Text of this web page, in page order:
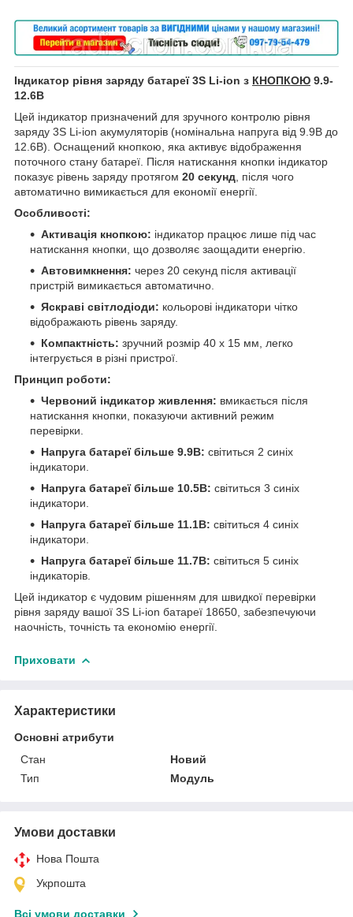
Індикатор рівня заряду батареї 3S Li-ion з КНОПКОЮ 9.9-
12.6В
Цей індикатор призначений для зручного контролю рівня
заряду 3S Li-ion акумуляторів (номінальна напруга від 9.9В до
12.6В). Оснащений кнопкою, яка активує відображення
поточного стану батареї. Після натискання кнопки індикатор
показує рівень заряду протягом 20 секунд , після чого
автоматично вимикається для економії енергії.
Особливості:
Активація кнопкою: індикатор працює лише під час
натискання кнопки, що дозволяє заощадити енергію.
Автовимкнення: через 20 секунд після активації
пристрій вимикається автоматично.
Яскраві світлодіоди: кольорові індикатори чітко
відображають рівень заряду.
Компактність: зручний розмір 40 х 15 мм, легко
інтегрується в різні пристрої.
Принцип роботи:
Червоний індикатор живлення: вмикається після
натискання кнопки, показуючи активний режим
перевірки.
Напруга батареї більше 9.9В: світиться 2 синіх
індикатори.
Напруга батареї більше 10.5В: світиться 3 синіх
індикатори.
Напруга батареї більше 11.1В: світиться 4 синіх
індикатори.
Напруга батареї більше 11.7В: світиться 5 синіх
індикаторів.
Цей індикатор є чудовим рішенням для швидкої перевірки
рівня заряду вашої 3S Li-ion батареї 18650, забезпечуючи
наочність, точність та економію енергії.
Приховати
Характеристики
Основні атрибути
Стан
Новий
Тип
Модуль
Умови доставки
Нова Пошта
Укрпошта
Всі умови доставки